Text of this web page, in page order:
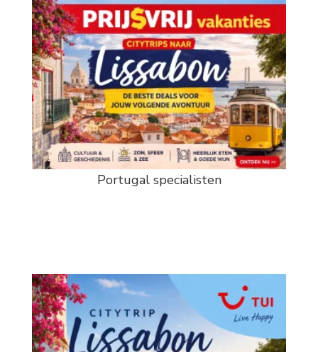
Portugal specialisten